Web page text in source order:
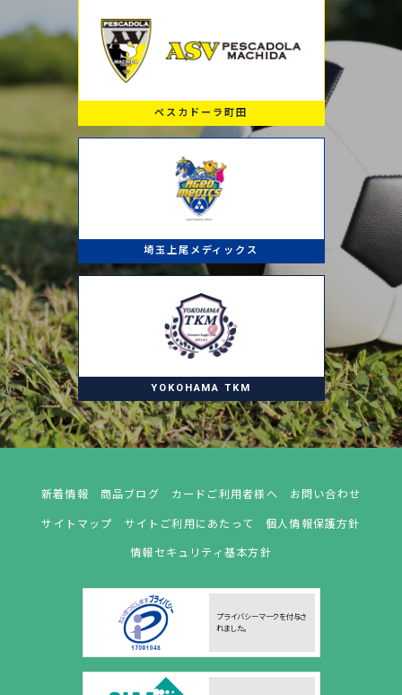
ペスカドーラ町田
埼玉上尾メディックス
YOKOHAMA TKM
新着情報 商品ブログ カードご利用者様へ
お問い合わせ
サイトマップ
サイトご利用にあたって
個人情報保護方針
情報セキュリティ基本方針
プライバシーマークを付与さ
れました。